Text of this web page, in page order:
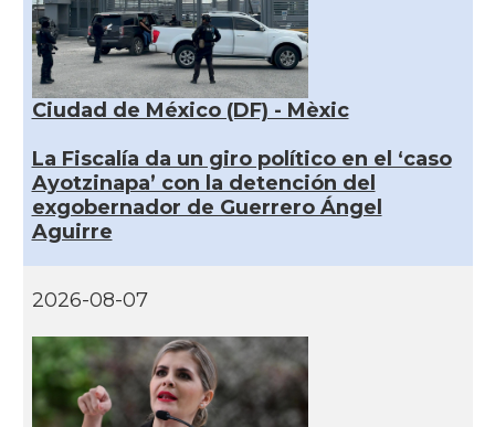
Ciudad de México (DF) - Mèxic
La Fiscalía da un giro político en el ‘caso
Ayotzinapa’ con la detención del
exgobernador de Guerrero Ángel
Aguirre
2026-08-07